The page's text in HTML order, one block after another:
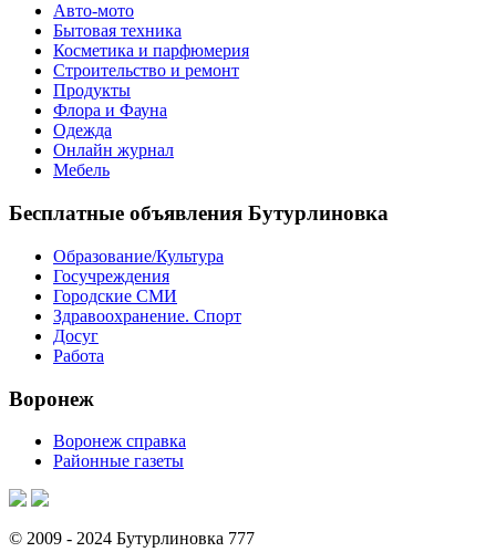
Авто-мото
Бытовая техника
Косметика и парфюмерия
Строительство и ремонт
Продукты
Флора и Фауна
Одежда
Онлайн журнал
Мебель
Бесплатные объявления Бутурлиновка
Образование/Культура
Госучреждения
Городские СМИ
Здравоохранение. Спорт
Досуг
Работа
Воронеж
Воронеж справка
Районные газеты
© 2009 - 2024 Бутурлиновка 777